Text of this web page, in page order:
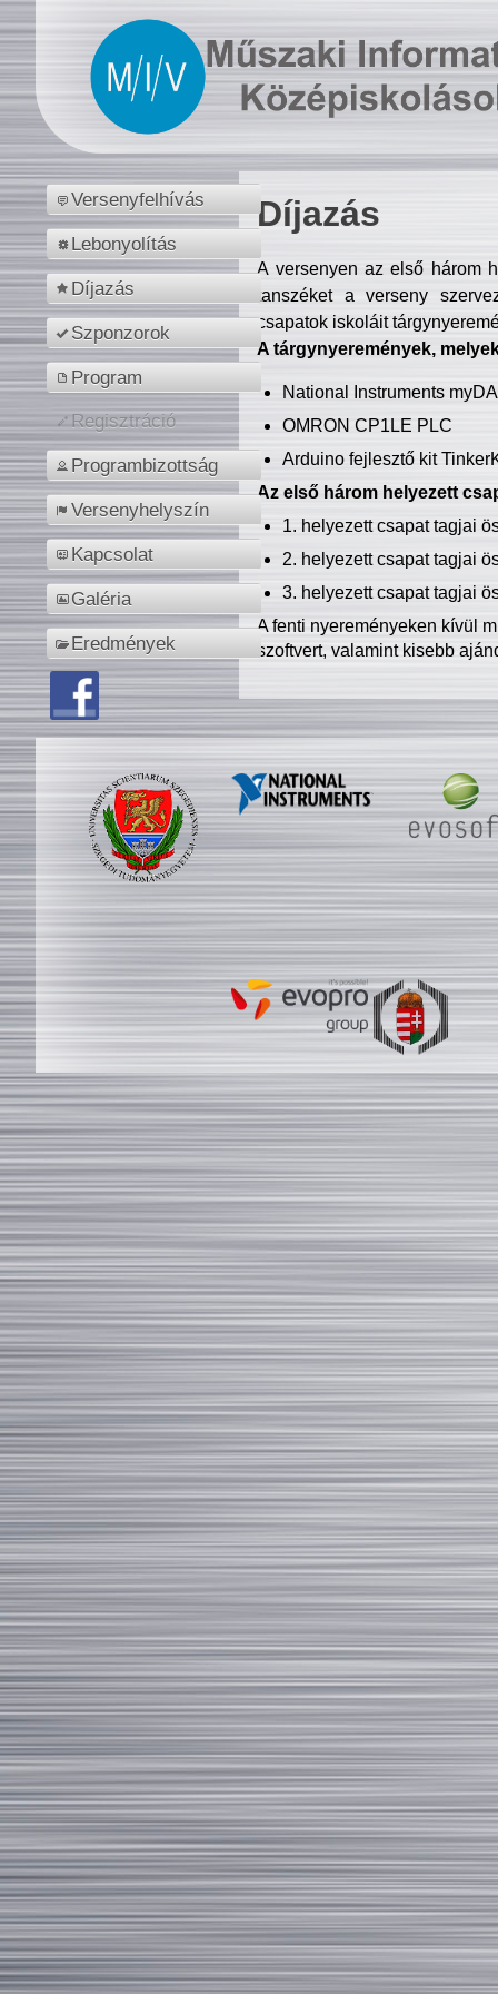
Versenyfelhívás
Lebonyolítás
Díjazás
Szponzorok
Program
Regisztráció
Programbizottság
Versenyhelyszín
Kapcsolat
Galéria
Eredmények
Díjazás
A versenyen az első három
tanszéket a verseny
csapatok iskoláit
A tárgynyeremények,
National Instruments
OMRON CP1LE PLC
Arduino fejlesztő kit
Az első három helyezett
1. helyezett csapat tagjai
2. helyezett csapat tagjai
3. helyezett csapat tagjai
A fenti nyereményeken kívül
szoftvert, valamint kisebb